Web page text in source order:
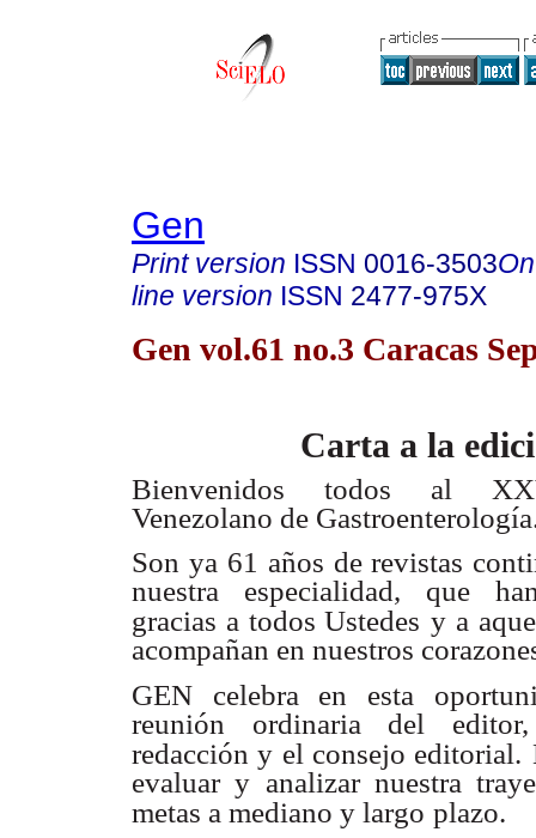
Gen
Print version ISSN 0016-3503
line version ISSN 2477-975X
Gen vol.61 no.3 Caracas
Carta a la
Bienvenidos todos al
Venezolano de
Son ya 61 años de revistas
nuestra especialidad, que
gracias a todos Ustedes y a
acompañan en nuestros
GEN celebra en esta
reunión ordinaria del
redacción y el consejo editorial.
evaluar y analizar nuestra
metas a mediano y largo plazo.